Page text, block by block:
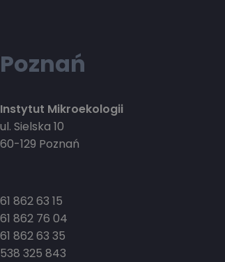
Poznań
Instytut Mikroekologii
ul. Sielska 10
60-129 Poznań
61 862 63 15
61 862 76 04
61 862 63 35
538 325 843